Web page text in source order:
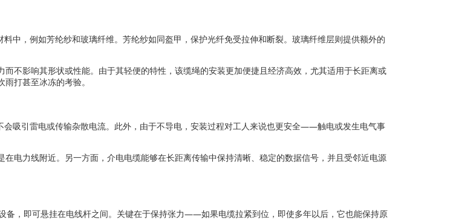
中，例如芳纶纱和玻璃纤维。芳纶纱如同盔甲，保护光纤免受拉伸和断裂。玻璃纤维层则提供额外的
不影响其形状或性能。由于其轻便的特性，该缆绳的安装更加便捷且经济高效，尤其适用于长距离或
打甚至冰冻的考验。
吸引雷电或传输杂散电流。此外，由于不导电，安装过程对工人来说也更安全——触电或发生电气事
电力线附近。另一方面，介电电缆能够在长距离传输中保持清晰、稳定的数据信号，并且受邻近电源
备，即可悬挂在电线杆之间。关键在于保持张力——如果电缆拉紧到位，即使多年以后，它也能保持原